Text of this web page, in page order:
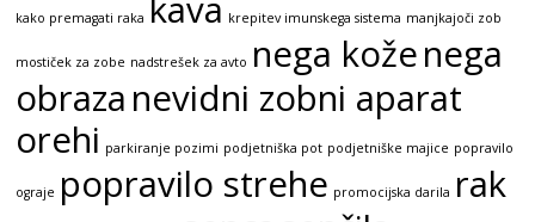
kako premagati raka kava krepitev imunskega sistema manjkajoči zob
mostiček za zobe nadstrešek za avto nega koženega
obraza nevidni zobni aparat
orehi parkiranje pozimi podjetniška pot podjetniške majice popravilo
ograje popravilo strehe promocijska darila rak